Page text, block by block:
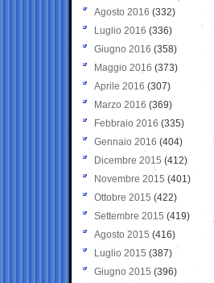
Agosto 2016 (332)
Luglio 2016 (336)
Giugno 2016 (358)
Maggio 2016 (373)
Aprile 2016 (307)
Marzo 2016 (369)
Febbraio 2016 (335)
Gennaio 2016 (404)
Dicembre 2015 (412)
Novembre 2015 (401)
Ottobre 2015 (422)
Settembre 2015 (419)
Agosto 2015 (416)
Luglio 2015 (387)
Giugno 2015 (396)